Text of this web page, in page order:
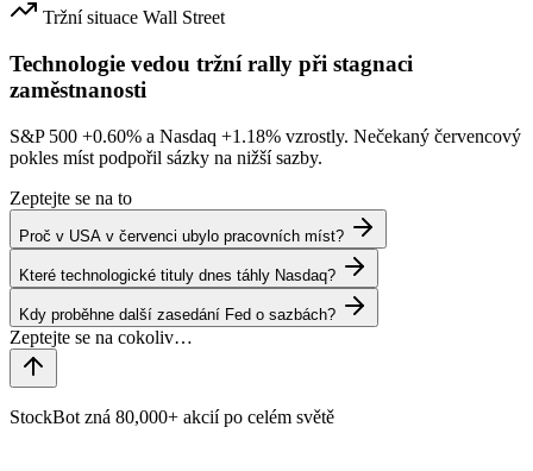
Tržní situace Wall Street
Technologie vedou tržní rally při stagnaci
zaměstnanosti
S&P 500 +0.60% a Nasdaq +1.18% vzrostly. Nečekaný červencový
pokles míst podpořil sázky na nižší sazby.
Zeptejte se na to
Proč v USA v červenci ubylo pracovních míst?
Které technologické tituly dnes táhly Nasdaq?
Kdy proběhne další zasedání Fed o sazbách?
StockBot zná 80,000+ akcií po celém světě